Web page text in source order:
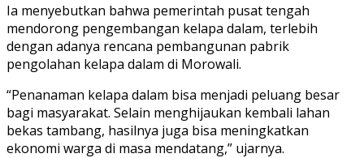
Ia menyebutkan bahwa pemerintah pusat tengah
mendorong pengembangan kelapa dalam, terlebih
dengan adanya rencana pembangunan pabrik
pengolahan kelapa dalam di Morowali.
“Penanaman kelapa dalam bisa menjadi peluang besar
bagi masyarakat. Selain menghijaukan kembali lahan
bekas tambang, hasilnya juga bisa meningkatkan
ekonomi warga di masa mendatang,” ujarnya.